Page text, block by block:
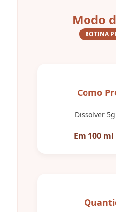
Modo
ROTINA
Como
Dissolver
Em 100